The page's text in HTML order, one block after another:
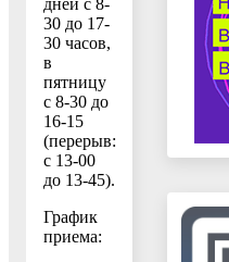
30 до 17-
30 часов,
в
пятницу
с 8-30 до
16-15
(перерыв:
с 13-00
до 13-45).
График
приема: